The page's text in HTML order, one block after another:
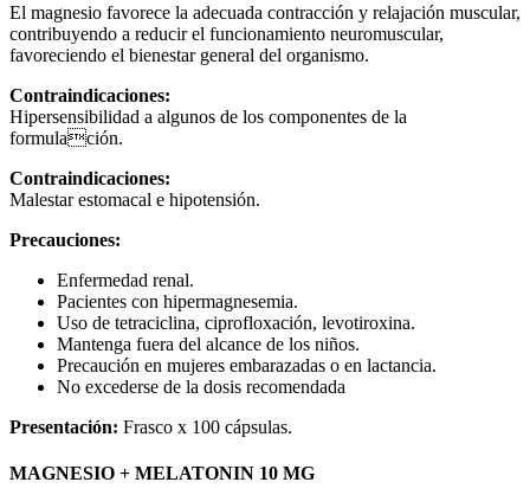
El magnesio favorece la adecuada contracción y relajación muscular,
contribuyendo a reducir el funcionamiento neuromuscular,
favoreciendo el bienestar general del organismo.
Contraindicaciones:
Hipersensibilidad a algunos de los componentes de la
formulación.
Contraindicaciones:
Malestar estomacal e hipotensión.
Precauciones:
Enfermedad renal.
Pacientes con hipermagnesemia.
Uso de tetraciclina, ciprofloxación, levotiroxina.
Mantenga fuera del alcance de los niños.
Precaución en mujeres embarazadas o en lactancia.
No excederse de la dosis recomendada
Presentación: Frasco x 100 cápsulas.
MAGNESIO + MELATONIN 10 MG